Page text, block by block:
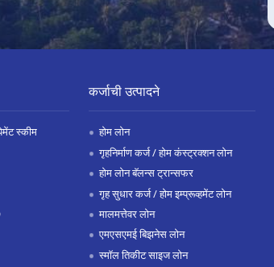
स्कीम
कर्जाची उत्पादने
होम लोन
गृहनिर्माण कर्ज / होम कंस्ट्रक्शन लोन
होम लोन बॅलन्स ट्रान्सफर
गृह सुधार कर्ज / होम इम्प्रूव्हमेंट लोन
मालमत्तेवर लोन
एमएसएमई बिझनेस लोन
स्मॉल तिकीट साइज लोन